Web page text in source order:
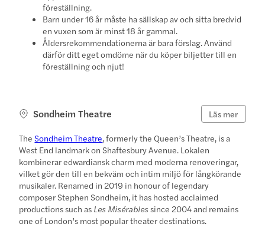
föreställning.
Barn under 16 år måste ha sällskap av och sitta bredvid
en vuxen som är minst 18 år gammal.
Åldersrekommendationerna är bara förslag. Använd
därför ditt eget omdöme när du köper biljetter till en
föreställning och njut!
Sondheim Theatre Läs mer
TheSondheim Theatre, formerly the Queen’s Theatre, is a
West End landmark on Shaftesbury Avenue. Lokalen
kombinerar edwardiansk charm med moderna renoveringar,
vilket gör den till en bekväm och intim miljö för långkörande
musikaler. Renamed in 2019 in honour of legendary
composer Stephen Sondheim, it has hosted acclaimed
productions such as Les Misérablessince 2004 and remains
one of London’s most popular theater destinations.